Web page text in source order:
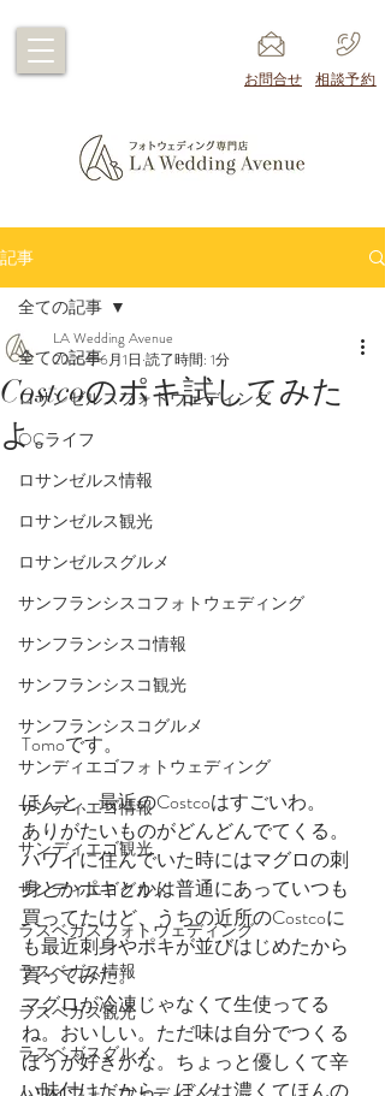
​お問合せ ​相談予約
記事
全ての記事
ロサンゼルスフォトウェディング
OCライフ
ロサンゼルス情報
ロサンゼルス観光
ロサンゼルスグルメ
サンフランシスコフォトウェディング
サンフランシスコ情報
サンフランシスコ観光
サンフランシスコグルメ
サンディエゴフォトウェディング
サンディエゴ情報
サンディエゴ観光
サンディエゴグルメ
ラスベガスフォトウェディング
ラスベガス情報
ラスベガス観光
ラスベガスグルメ
全ての記事
Costcoのポキ試してみた
よ。
LA Wedding Avenue
2025年6月1日 読了時間: 1分
Tomoです。
ほんと、最近のCostcoはすごいわ。
ありがたいものがどんどんでてくる。
ハワイに住んでいた時にはマグロの刺
身とかポキとかは普通にあっていつも
買ってたけど、うちの近所のCostcoに
も最近刺身やポキが並びはじめたから
買ってみた。
マグロが冷凍じゃなくて生使ってる
ね。おいしい。ただ味は自分でつくる
ほうが好きかな。ちょっと優しくて辛